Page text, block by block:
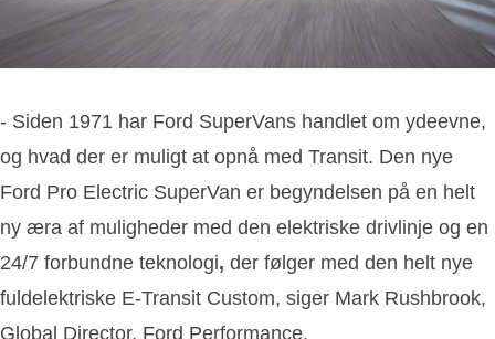
- Siden 1971 har Ford SuperVans handlet om ydeevne,
og hvad der er muligt at opnå med Transit. Den nye
Ford Pro Electric SuperVan er begyndelsen på en helt
ny æra af muligheder med den elektriske drivlinje og en
24/7 forbundne teknologi, der følger med den helt nye
fuldelektriske E-Transit Custom, siger Mark Rushbrook,
Global Director, Ford Performance.